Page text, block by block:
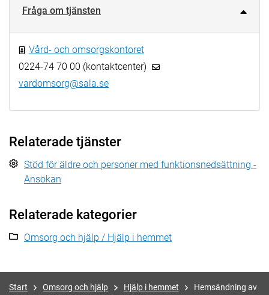
Fråga om tjänsten
Vård- och omsorgskontoret
0224-74 70 00 (kontaktcenter)
vardomsorg@sala.se
Relaterade tjänster
Stöd för äldre och personer med funktionsnedsättning -
Ansökan
Relaterade kategorier
Omsorg och hjälp / Hjälp i hemmet
Start Omsorg och hjälp Hjälp i hemmet
Hemsändning av